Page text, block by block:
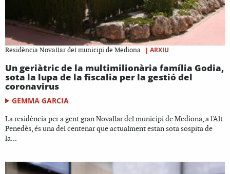
Residència Novallar del municipi de Mediona | ARXIU
Un geriàtric de la multimilionària família Godia,
sota la lupa de la fiscalia per la gestió del
coronavirus
GEMMA GARCIA
La residència per a gent gran Novallar del municipi de Mediona, a l'Alt
Penedès, és una del centenar que actualment estan sota sospita de
la...